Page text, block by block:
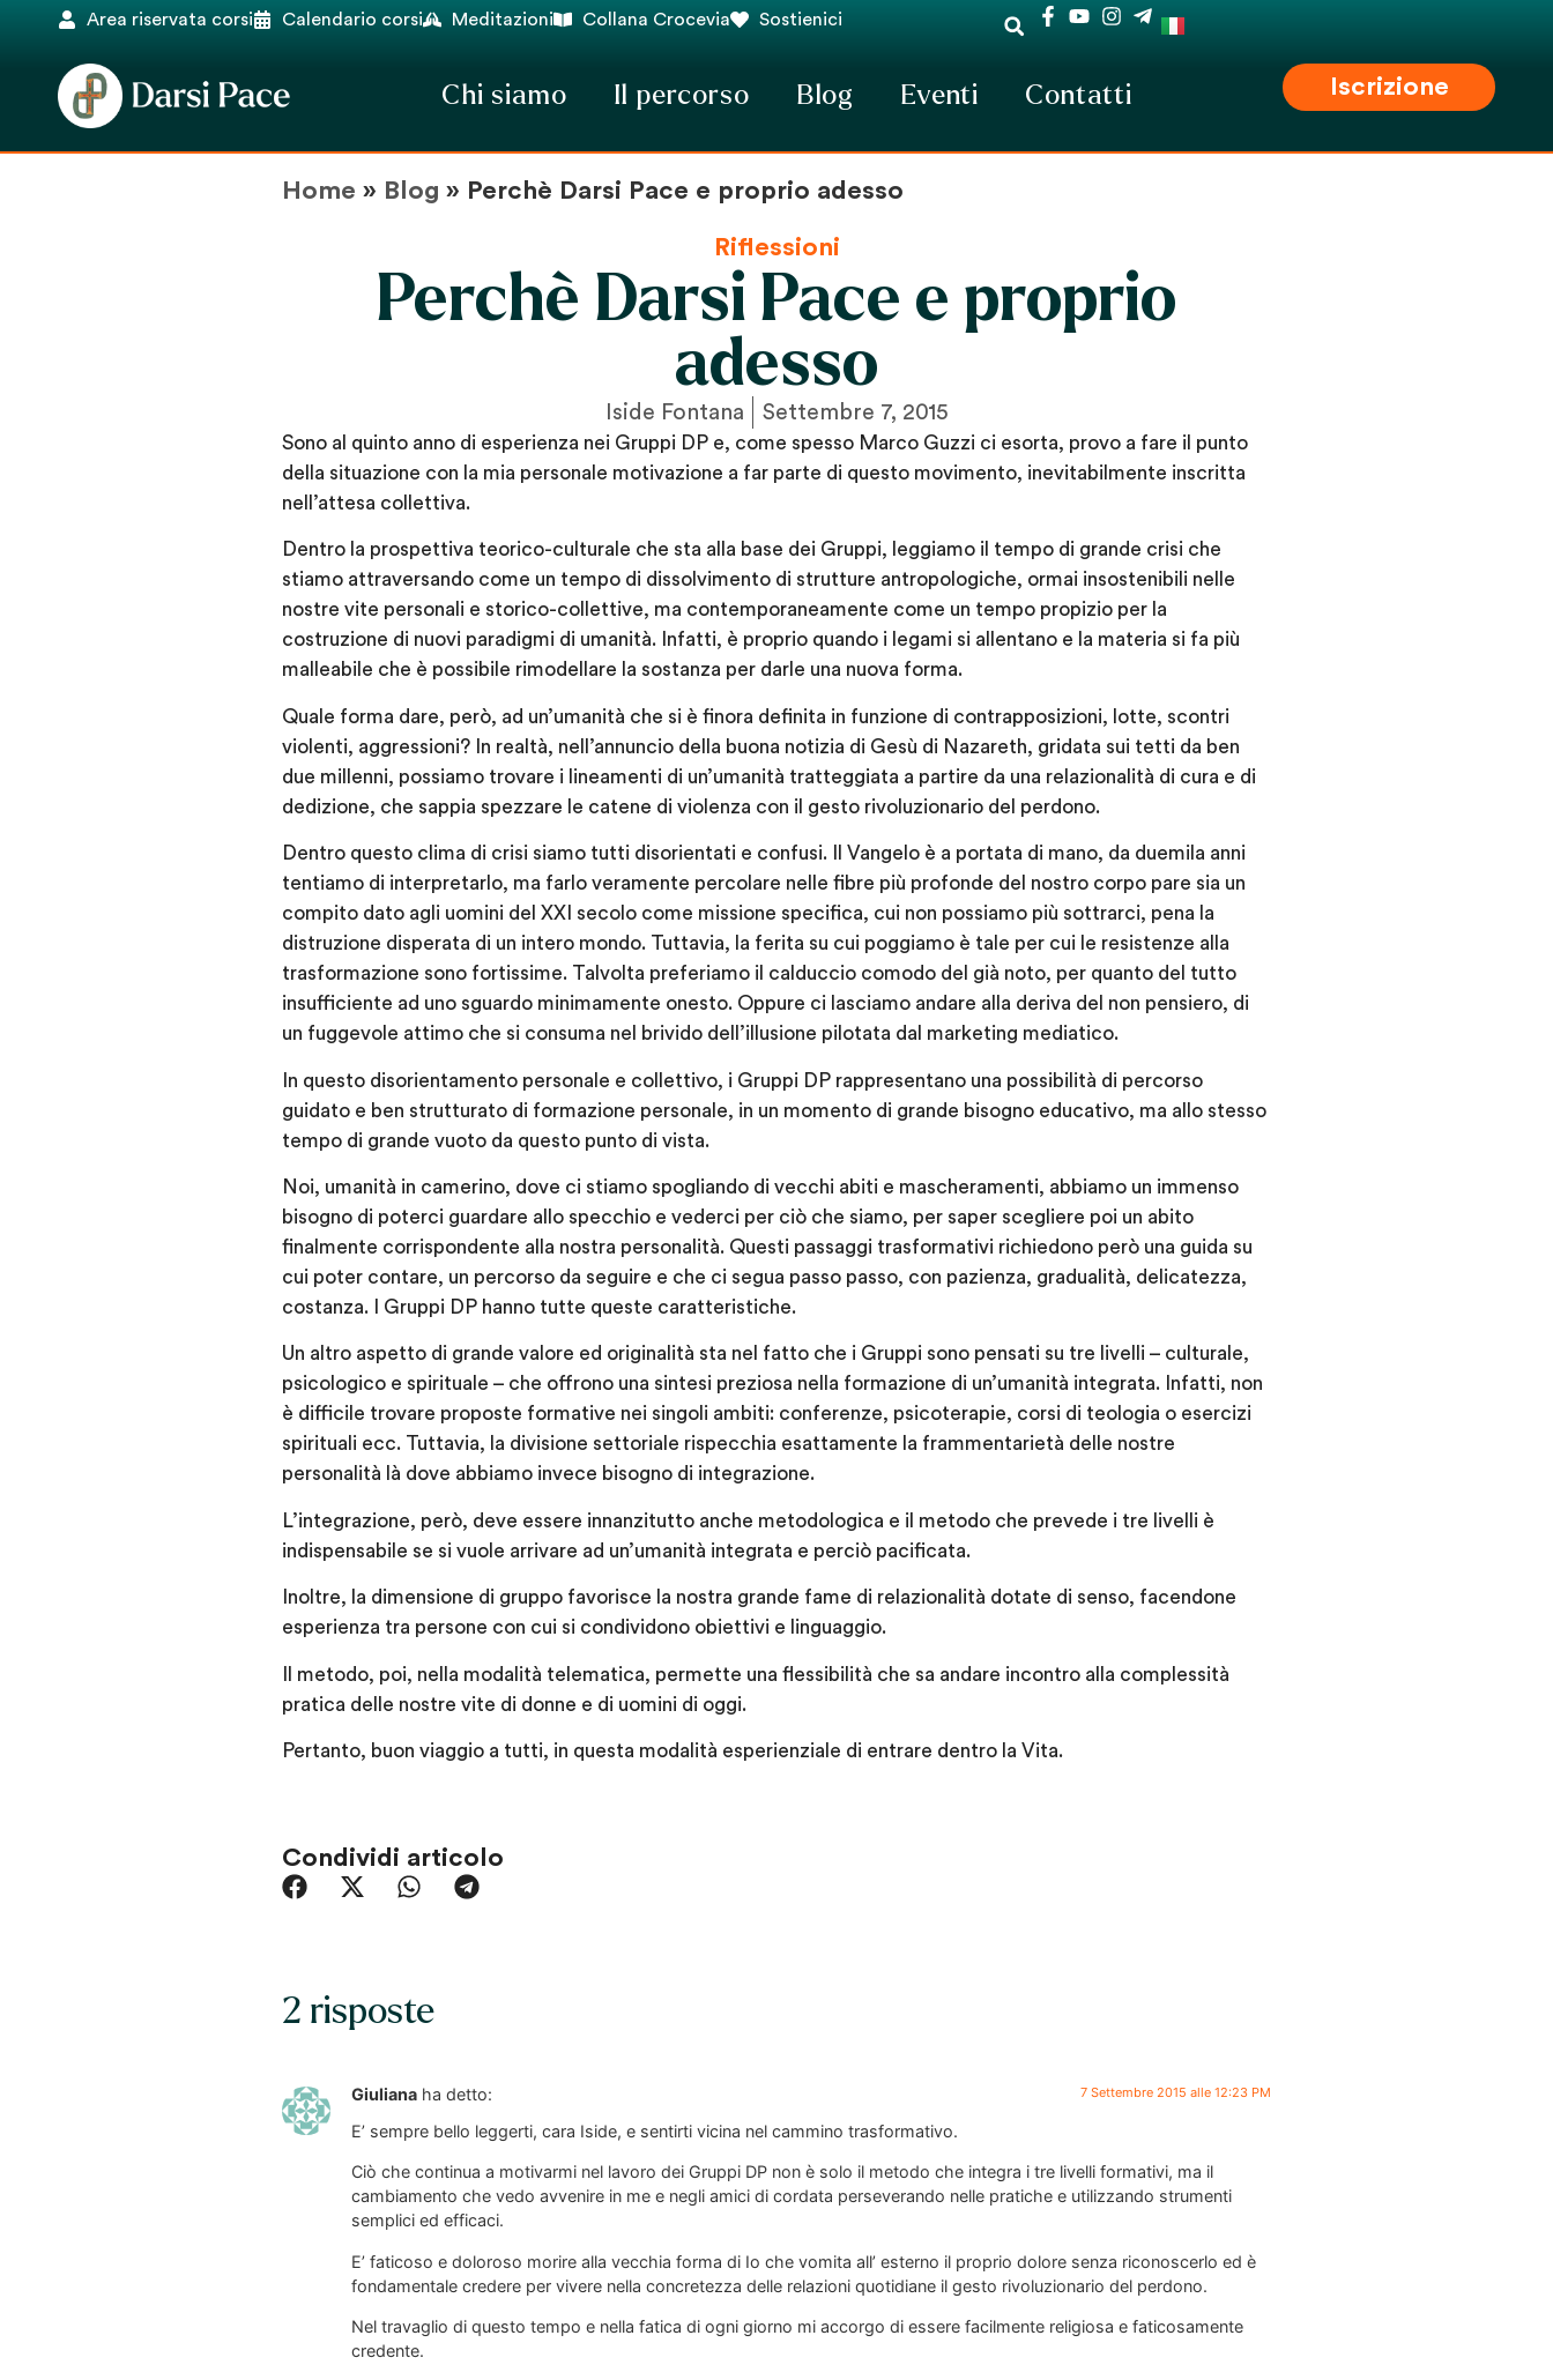
Area riservata corsi Calendario corsi Meditazioni Collana Crocevia Sostienici
Chi siamo Il percorso Blog Eventi Contatti Iscrizione
Home » Blog » Perchè Darsi Pace e proprio adesso
Riflessioni
Perchè Darsi Pace e proprio
adesso
Iside Fontana Settembre 7, 2015
Sono al quinto anno di esperienza nei Gruppi DP e, come spesso Marco Guzzi ci esorta, provo a fare il punto
della situazione con la mia personale motivazione a far parte di questo movimento, inevitabilmente inscritta
nell’attesa collettiva.
Dentro la prospettiva teorico-culturale che sta alla base dei Gruppi, leggiamo il tempo di grande crisi che
stiamo attraversando come un tempo di dissolvimento di strutture antropologiche, ormai insostenibili nelle
nostre vite personali e storico-collettive, ma contemporaneamente come un tempo propizio per la
costruzione di nuovi paradigmi di umanità. Infatti, è proprio quando i legami si allentano e la materia si fa più
malleabile che è possibile rimodellare la sostanza per darle una nuova forma.
Quale forma dare, però, ad un’umanità che si è finora definita in funzione di contrapposizioni, lotte, scontri
violenti, aggressioni? In realtà, nell’annuncio della buona notizia di Gesù di Nazareth, gridata sui tetti da ben
due millenni, possiamo trovare i lineamenti di un’umanità tratteggiata a partire da una relazionalità di cura e di
dedizione, che sappia spezzare le catene di violenza con il gesto rivoluzionario del perdono.
Dentro questo clima di crisi siamo tutti disorientati e confusi. Il Vangelo è a portata di mano, da duemila anni
tentiamo di interpretarlo, ma farlo veramente percolare nelle fibre più profonde del nostro corpo pare sia un
compito dato agli uomini del XXI secolo come missione specifica, cui non possiamo più sottrarci, pena la
distruzione disperata di un intero mondo. Tuttavia, la ferita su cui poggiamo è tale per cui le resistenze alla
trasformazione sono fortissime. Talvolta preferiamo il calduccio comodo del già noto, per quanto del tutto
insufficiente ad uno sguardo minimamente onesto. Oppure ci lasciamo andare alla deriva del non pensiero, di
un fuggevole attimo che si consuma nel brivido dell’illusione pilotata dal marketing mediatico.
In questo disorientamento personale e collettivo, i Gruppi DP rappresentano una possibilità di percorso
guidato e ben strutturato di formazione personale, in un momento di grande bisogno educativo, ma allo stesso
tempo di grande vuoto da questo punto di vista.
Noi, umanità in camerino, dove ci stiamo spogliando di vecchi abiti e mascheramenti, abbiamo un immenso
bisogno di poterci guardare allo specchio e vederci per ciò che siamo, per saper scegliere poi un abito
finalmente corrispondente alla nostra personalità. Questi passaggi trasformativi richiedono però una guida su
cui poter contare, un percorso da seguire e che ci segua passo passo, con pazienza, gradualità, delicatezza,
costanza. I Gruppi DP hanno tutte queste caratteristiche.
Un altro aspetto di grande valore ed originalità sta nel fatto che i Gruppi sono pensati su tre livelli – culturale,
psicologico e spirituale – che offrono una sintesi preziosa nella formazione di un’umanità integrata. Infatti, non
è difficile trovare proposte formative nei singoli ambiti: conferenze, psicoterapie, corsi di teologia o esercizi
spirituali ecc. Tuttavia, la divisione settoriale rispecchia esattamente la frammentarietà delle nostre
personalità là dove abbiamo invece bisogno di integrazione.
L’integrazione, però, deve essere innanzitutto anche metodologica e il metodo che prevede i tre livelli è
indispensabile se si vuole arrivare ad un’umanità integrata e perciò pacificata.
Inoltre, la dimensione di gruppo favorisce la nostra grande fame di relazionalità dotate di senso, facendone
esperienza tra persone con cui si condividono obiettivi e linguaggio.
Il metodo, poi, nella modalità telematica, permette una flessibilità che sa andare incontro alla complessità
pratica delle nostre vite di donne e di uomini di oggi.
Pertanto, buon viaggio a tutti, in questa modalità esperienziale di entrare dentro la Vita.
Condividi articolo
2 risposte
Giuliana ha detto: 7 Settembre 2015 alle 12:23 PM
E’ sempre bello leggerti, cara Iside, e sentirti vicina nel cammino trasformativo.
Ciò che continua a motivarmi nel lavoro dei Gruppi DP non è solo il metodo che integra i tre livelli formativi, ma il
cambiamento che vedo avvenire in me e negli amici di cordata perseverando nelle pratiche e utilizzando strumenti
semplici ed efficaci.
E’ faticoso e doloroso morire alla vecchia forma di Io che vomita all’ esterno il proprio dolore senza riconoscerlo ed è
fondamentale credere per vivere nella concretezza delle relazioni quotidiane il gesto rivoluzionario del perdono.
Nel travaglio di questo tempo e nella fatica di ogni giorno mi accorgo di essere facilmente religiosa e faticosamente
credente.